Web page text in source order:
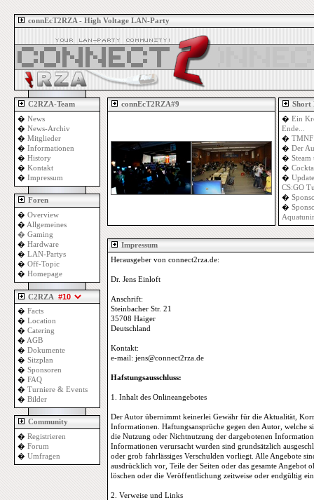
connEcT2RZA - High Voltage LAN-Party
C2RZA-Team
� News
� News-Archiv
� Mitglieder
� Informationen
� History
� Kontakt
� Impressum
Foren
� Overview
� Allgemeines
� Gaming
� Hardware
� LAN-Partys
� Off-Topic
� Homepage
C2RZA
� Facts
� Location
� Catering
� AGB
� Dokumente
� Sitzplan
� Sponsoren
� FAQ
� Turniere & Events
� Bilder
Community
� Registrieren
� Forum
� Umfragen
connEcT2RZA#9
Short
� Ein
Ende...
� TMNF
� Der
� Steam
�
�
CS:GO
�
�
Impressum
Herausgeber von connect2rza.de:
Dr. Jens Einloft
Anschrift:
Steinbacher Str. 21
35708 Haiger
Deutschland
Kontakt:
e-mail: jens@connect2rza.de
Hafstungsausschluss:
1. Inhalt des Onlineangebotes
Der Autor übernimmt keinerlei Gewähr für die Aktualität,
Informationen. Haftungsansprüche gegen den Autor, welche
die Nutzung oder Nichtnutzung der dargebotenen
Informationen verursacht wurden sind grundsätzlich
oder grob fahrlässiges Verschulden vorliegt. Alle Angebote
ausdrücklich vor, Teile der Seiten oder das gesamte Angebot
löschen oder die Veröffentlichung zeitweise oder endgültig
2. Verweise und Links